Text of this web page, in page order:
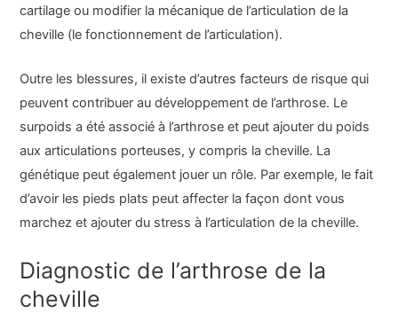
cartilage ou modifier la mécanique de l’articulation de la
cheville (le fonctionnement de l’articulation).
Outre les blessures, il existe d’autres facteurs de risque qui
peuvent contribuer au développement de l’arthrose. Le
surpoids a été associé à l’arthrose et peut ajouter du poids
aux articulations porteuses, y compris la cheville. La
génétique peut également jouer un rôle. Par exemple, le fait
d’avoir les pieds plats peut affecter la façon dont vous
marchez et ajouter du stress à l’articulation de la cheville.
Diagnostic de l’arthrose de la
cheville